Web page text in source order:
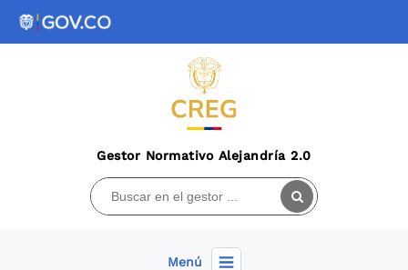
Gestor Normativo Alejandría 2.0
Menú